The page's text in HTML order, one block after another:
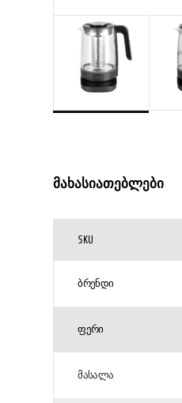
მახასიათებლები
SKU
ᲑᲠᲔᲜᲓᲘ
ᲤᲔᲠᲘ
ᲛᲐᲡᲐᲚᲐ